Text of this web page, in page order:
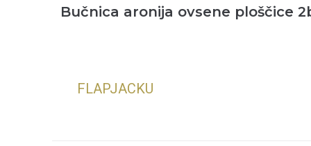
Bučnica aronija ovsene ploščice
FLAPJACKU